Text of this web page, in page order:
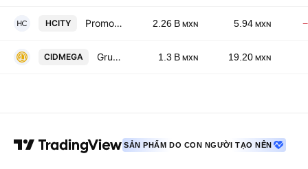
HCITY Promotora de Hoteles Norte 19, S.A.B. De C.V. 2.26 B MXN 5.94 MXN
CIDMEGA Grupe SAB de CV 1.3 B MXN 19.20 MXN
SẢN PHẨM DO CON NGƯỜI TẠO NÊN